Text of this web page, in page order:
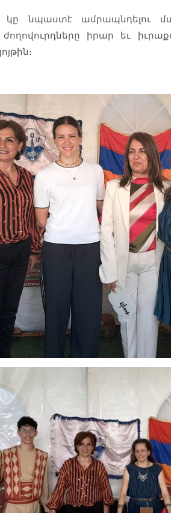
նպաստէ ամրապնդելու
ժողովուրդները իրար եւ